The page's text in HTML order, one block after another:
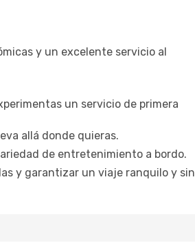
y un excelente servicio al
un servicio de primera
allá donde quieras.
de entretenimiento a bordo.
y garantizar un viaje ranquilo y sin